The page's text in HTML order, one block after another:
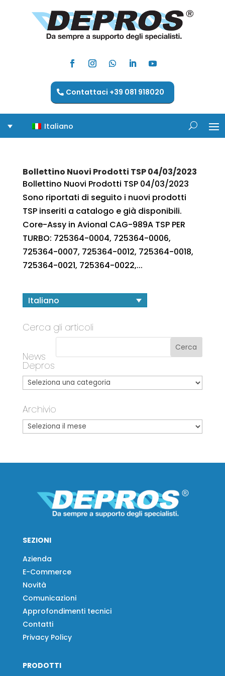
Contattaci +39 081 918020
Italiano
Bollettino Nuovi Prodotti TSP 04/03/2023
Bollettino Nuovi Prodotti TSP 04/03/2023
Sono riportati di seguito i nuovi prodotti
TSP inseriti a catalogo e già disponibili.
Core-Assy in Avional CAG-989A TSP PER
TURBO: 725364-0004, 725364-0006,
725364-0007, 725364-0012, 725364-0018,
725364-0021, 725364-0022,...
Italiano
Cerca gli articoli
News
Depros
Archivio
SEZIONI
Azienda
E-Commerce
Novità
Comunicazioni
Approfondimenti tecnici
Contatti
Privacy Policy
PRODOTTI